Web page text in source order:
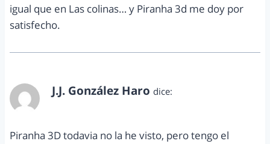
igual que en Las colinas… y Piranha 3d me doy por
satisfecho.
J.J. González Haro dice:
Piranha 3D todavia no la he visto, pero tengo el